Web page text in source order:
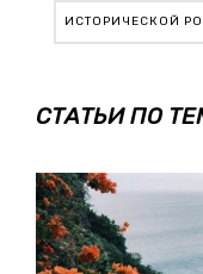
ИСТОРИЧЕСКОЙ
СТАТЬИ ПО